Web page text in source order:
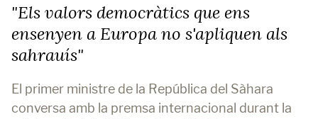
"Els valors democràtics que ens
ensenyen a Europa no s'apliquen als
sahrauís"
El primer ministre de la República del Sàhara
conversa amb la premsa internacional durant la